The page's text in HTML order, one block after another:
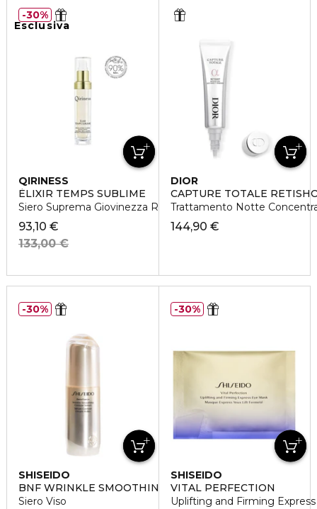
Esclusiva
QIRINESS
ÈLIXIR TEMPS SUBLIME
Siero Suprema Giovinezza Ristrutturante
93,10 €
133,00 €
30%
DIOR
CAPTURE TOTALE
Trattamento Notte
144,90 €
SHISEIDO
BNF WRINKLE SMOOTHING
Siero Viso
30%
SHISEIDO
VITAL PERFECTION
Uplifting and Firming
30%